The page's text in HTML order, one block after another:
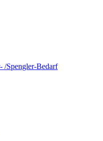
/Spengler-Bedarf